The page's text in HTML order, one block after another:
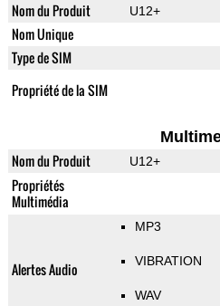
Nom du Produit U12+
Nom Unique
Type de SIM
Propriété de la SIM
Nom du Produit U12+
Propriétés
Multimédia
Alertes Audio
MP3
VIBRATION
WAV